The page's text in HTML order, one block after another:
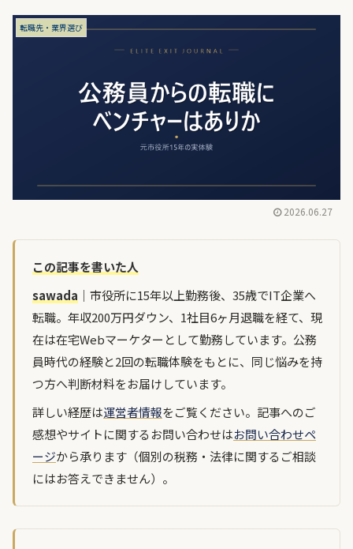
転職先・業界選び
2026.06.27
この記事を書いた人
sawada ｜市役所に15年以上勤務後、35歳でIT企業へ
転職。年収200万円ダウン、1社目6ヶ月退職を経て、現
在は在宅Webマーケターとして勤務しています。公務
員時代の経験と2回の転職体験をもとに、同じ悩みを持
つ方へ判断材料をお届けしています。
詳しい経歴は運営者情報をご覧ください。記事へのご
感想やサイトに関するお問い合わせはお問い合わせペ
ージから承ります（個別の税務・法律に関するご相談
にはお答えできません）。